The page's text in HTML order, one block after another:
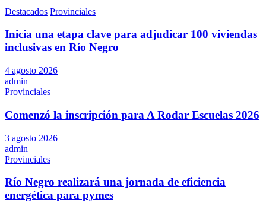
Destacados Provinciales
Inicia una etapa clave para adjudicar 100 viviendas
inclusivas en Río Negro
4 agosto 2026
admin
Provinciales
Comenzó la inscripción para A Rodar Escuelas 2026
3 agosto 2026
admin
Provinciales
Río Negro realizará una jornada de eficiencia
energética para pymes